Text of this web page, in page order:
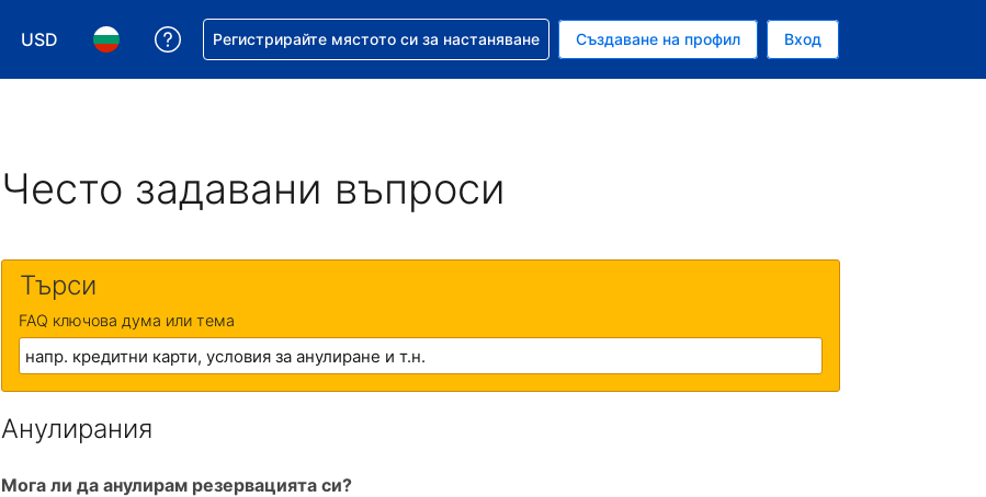
USD
Избор на валута. Избрана валута - Американски долар
Избор на език. Избран език - Български
Помощ с резервацията ви
Регистрирайте мястото си за настаняване Създаване на профил Вход
Често задавани въпроси
Търси
FAQ ключова дума или тема
Анулирания
Мога ли да анулирам резервацията си?